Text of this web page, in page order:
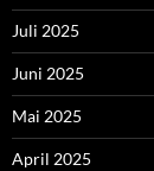
Juli 2025
Juni 2025
Mai 2025
April 2025